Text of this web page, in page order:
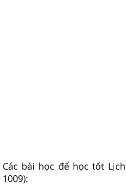
Các bài học để học tốt
1009):